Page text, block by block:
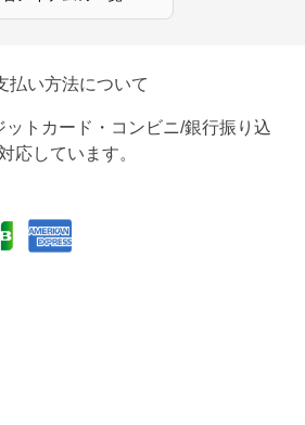
払い方法について
ットカード・コンビニ/銀行振り込
応しています。